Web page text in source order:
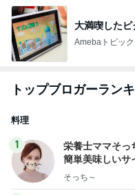
大満喫した
Amebaトピック
トップブロガーラン
料理
1
栄養士ママそっ
簡単美味しいサ
献立
そっち～